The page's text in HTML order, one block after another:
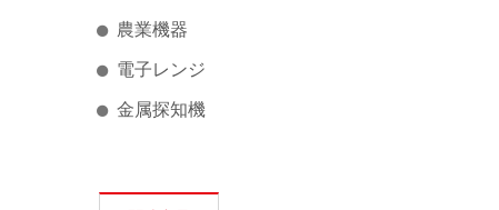
農業機器
電子レンジ
金属探知機